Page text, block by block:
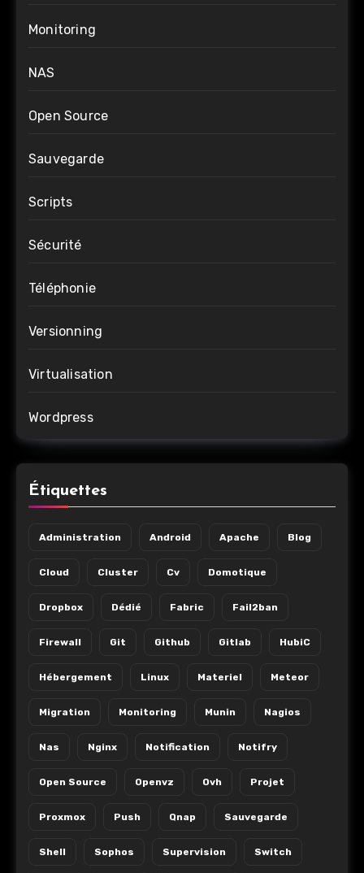
Monitoring
NAS
Open Source
Sauvegarde
Scripts
Sécurité
Téléphonie
Versionning
Virtualisation
Wordpress
Étiquettes
Administration Android Apache Blog
Cloud Cluster Cv Domotique
Dropbox Dédié Fabric Fail2ban
Firewall Git Github Gitlab HubiC
Hébergement Linux Materiel Meteor
Migration Monitoring Munin Nagios
Nas Nginx Notification Notifry
Open Source Openvz Ovh Projet
Proxmox Push Qnap Sauvegarde
Shell Sophos Supervision Switch